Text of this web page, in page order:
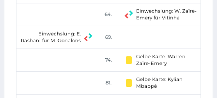
64.
Einwechslung: W. Zaïre-
Emery für Vitinha
Einwechslung: E.
Rashani für M. Gonalons
69.
74.
Gelbe Karte: Warren
Zaïre-Emery
81.
Gelbe Karte: Kylian
Mbappé